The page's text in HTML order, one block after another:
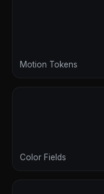
Motion Tokens
Color Fields